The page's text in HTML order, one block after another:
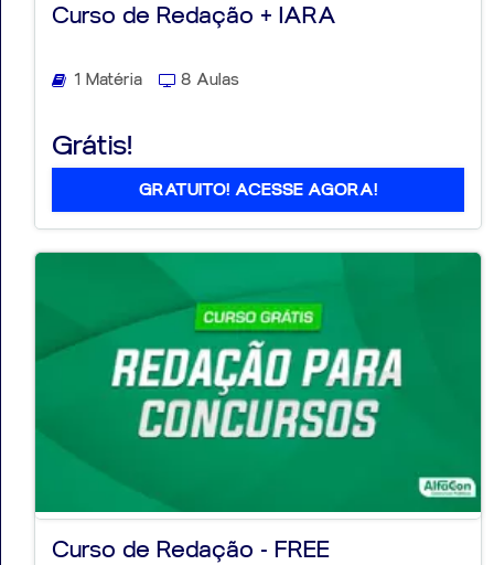
Notícias
Aulas
AO
GRATUITAS!
Curso de Redação + IARA
1 Matéria 8 Aulas
Grátis!
GRATUITO! ACESSE AGORA!
Curso de Redação - FREE